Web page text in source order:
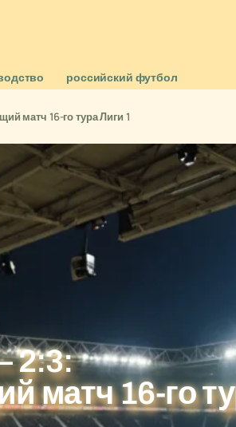
российский футбол
матч 16-го тура Лиги 1
2:3:
матч 16-го